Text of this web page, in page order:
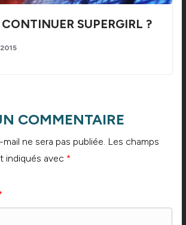
SUPERGIRL ?
COMMENTAIRE
ne sera pas publiée. Les champs
indiqués avec *